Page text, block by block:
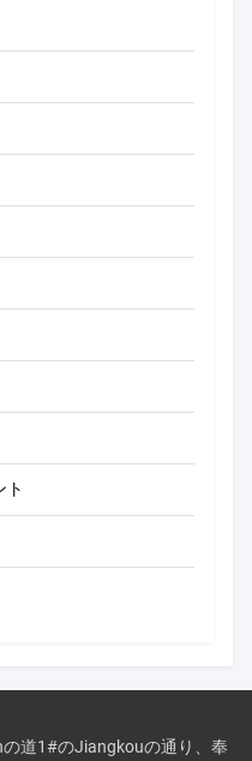
ト
道1#のJiangkouの通り、奉